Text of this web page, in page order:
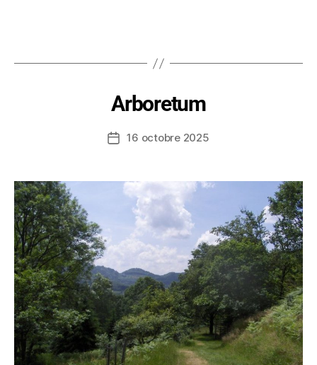
Arboretum
16 octobre 2025